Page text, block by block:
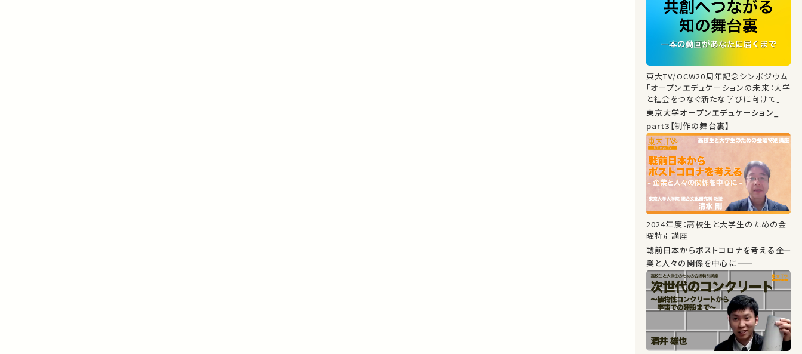
東大TV/OCW20周年記念シンポジウム
「オープンエデュケーションの未来：大学
と社会をつなぐ新たな学びに向けて」
東京大学オープンエデュケーション_
part3【制作の舞台裏】
2024年度：高校生と大学生のための金
曜特別講座
戦前日本からポストコロナを考える――企
業と人々の関係を中心に――